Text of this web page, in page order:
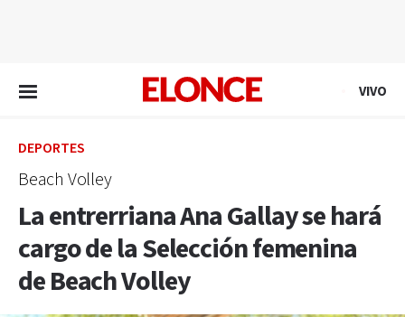
VIVO
DEPORTES
Beach Volley
La entrerriana Ana Gallay se hará
cargo de la Selección femenina
de Beach Volley